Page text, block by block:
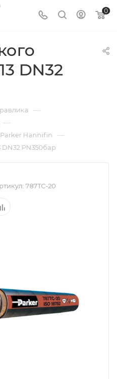
0
DN32
—
—
Hannifin —
DN32 PN350бар
787TC-20